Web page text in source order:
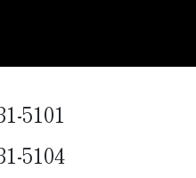
5101
5104